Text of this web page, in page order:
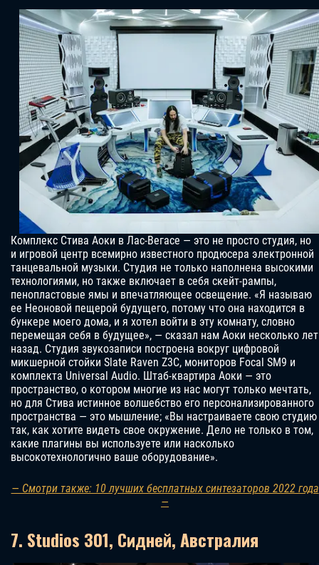
Комплекс Стива Аоки в Лас-Вегасе — это не просто студия, но
и игровой центр всемирно известного продюсера электронной
танцевальной музыки. Студия не только наполнена высокими
технологиями, но также включает в себя скейт-рампы,
пенопластовые ямы и впечатляющее освещение. «Я называю
ее Неоновой пещерой будущего, потому что она находится в
бункере моего дома, и я хотел войти в эту комнату, словно
перемещая себя в будущее», — сказал нам Аоки несколько лет
назад. Студия звукозаписи построена вокруг цифровой
микшерной стойки Slate Raven Z3C, мониторов Focal SM9 и
комплекта Universal Audio. Штаб-квартира Аоки — это
пространство, о котором многие из нас могут только мечтать,
но для Стива истинное волшебство его персонализированного
пространства — это мышление; «Вы настраиваете свою студию
так, как хотите видеть свое окружение. Дело не только в том,
какие плагины вы используете или насколько
высокотехнологично ваше оборудование».
— Смотри также: 10 лучших бесплатных синтезаторов 2022 года
—
7. Studios 301, Сидней, Австралия